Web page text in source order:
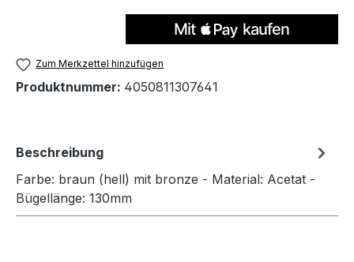
Zum Merkzettel hinzufügen
Produktnummer: 4050811307641
Beschreibung
Farbe: braun (hell) mit bronze - Material: Acetat -
Bügellänge: 130mm